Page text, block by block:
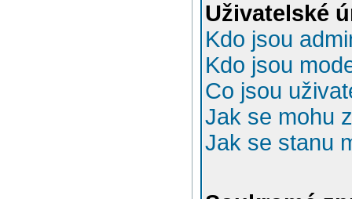
Uživatelské
Kdo jsou
Kdo jsou
Co jsou
Jak se mohu
Jak se stanu